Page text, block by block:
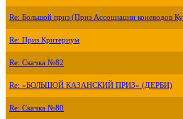
Re: Большой приз (Приз Ассоциации коневодов
Re: Приз Критериум
Re: Скачка №82
Re: «БОЛЬШОЙ КАЗАНСКИЙ ПРИЗ» (ДЕРБИ)
Re: Скачка №80